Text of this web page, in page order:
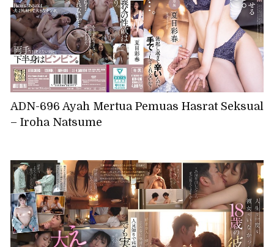
ADN-696 Ayah Mertua Pemuas Hasrat Seksual
– Iroha Natsume